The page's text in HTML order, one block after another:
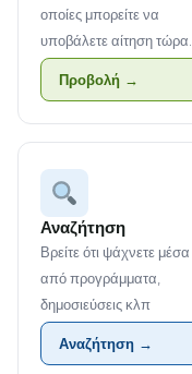
οποίες μπορείτε να
υποβάλετε αίτηση τώρα.
Προβολή →
Αναζήτηση
Βρείτε ότι ψάχνετε μέσα
από προγράμματα,
δημοσιεύσεις κλπ
Αναζήτηση →